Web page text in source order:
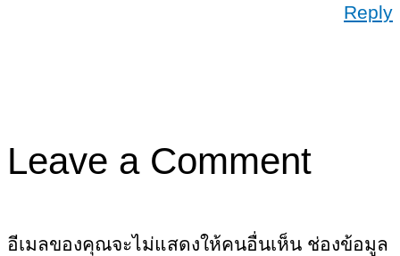
Reply
Leave a Comment
อีเมลของคุณจะไม่แสดงให้คนอื่นเห็น ช่องข้อมูล